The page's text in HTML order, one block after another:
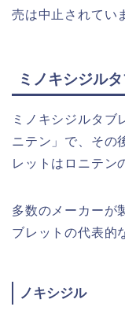
売は中止されてい
ミノキシジル
ミノキシジルタブ
ニテン」で、その
レットはロニテン
多数のメーカーが
ブレットの代表的
ノキシジル